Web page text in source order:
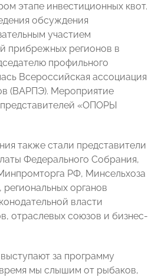
этапе инвестиционных квот.
обсуждения
участием
прибрежных регионов в
профильного
Всероссийская ассоциация
(ВАРПЭ). Мероприятие
«ОПОРЫ
также стали представители
Федерального Собрания,
РФ, Минсельхоза
органов
власти
отраслевых союзов и бизнес-
за программу
мы слышим от рыбаков,